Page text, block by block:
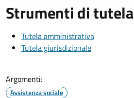
Strumenti di tutela
Tutela amministrativa
Tutela giurisdizionale
Argomenti:
Assistenza sociale